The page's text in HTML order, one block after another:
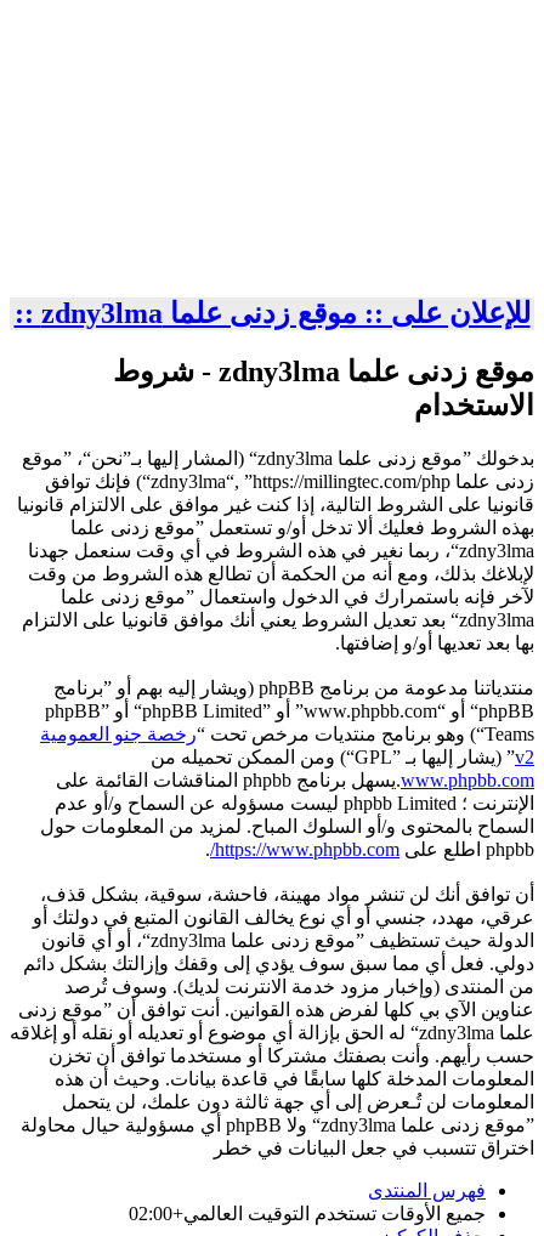
للإعلان على :: موقع زدنى علما zdny3lma ::
موقع زدنى علما zdny3lma - شروط
الاستخدام
بدخولك ”موقع زدنى علما zdny3lma“ (المشار إليها بـ”نحن“، ”موقع
زدنى علما zdny3lma“, ”https://millingtec.com/php“) فإنك توافق
قانونيا على الشروط التالية، إذا كنت غير موافق على الالتزام قانونيا
بهذه الشروط فعليك ألا تدخل أو/و تستعمل ”موقع زدنى علما
zdny3lma“، ربما نغير في هذه الشروط في أي وقت سنعمل جهدنا
لإبلاغك بذلك، ومع أنه من الحكمة أن تطالع هذه الشروط من وقت
لآخر فإنه باستمرارك في الدخول واستعمال ”موقع زدنى علما
zdny3lma“ بعد تعديل الشروط يعني أنك موافق قانونيا على الالتزام
بها بعد تعديها أو/و إضافتها.
منتدياتنا مدعومة من برنامج phpBB (ويشار إليه بهم أو ”برنامج
phpBB“ أو “www.phpbb.com” أو ”phpBB Limited“ أو ”phpBB
Teams“) وهو برنامج منتديات مرخص تحت “
رخصة جنو العمومية
v2” (يشار إليها بـ ”GPL“) ومن الممكن تحميله من
www.phpbb.com
.يسهل برنامج phpbb المناقشات القائمة على
الإنترنت ؛ phpbb Limited ليست مسؤوله عن السماح و/أو عدم
السماح بالمحتوى و/أو السلوك المباح. لمزيد من المعلومات حول
phpbb اطلع على
https://www.phpbb.com/
.
أن توافق أنك لن تنشر مواد مهينة، فاحشة، سوقية، بشكل قذف،
عرقي، مهدد، جنسي أو أي نوع يخالف القانون المتبع في دولتك أو
الدولة حيث تستظيف ”موقع زدنى علما zdny3lma“، أو أي قانون
دولي. فعل أي مما سبق سوف يؤدي إلى وقفك وإزالتك بشكل دائم
من المنتدى (وإخبار مزود خدمة الانترنت لديك). وسوف تُرصد
عناوين الآي بي كلها لفرض هذه القوانين. أنت توافق أن ”موقع زدنى
علما zdny3lma“ له الحق بإزالة أي موضوع أو تعديله أو نقله أو إغلاقه
حسب رأيهم. وأنت بصفتك مشتركا أو مستخدما توافق أن تخزن
المعلومات المدخلة كلها سابقًا في قاعدة بيانات. وحيث أن هذه
المعلومات لن تُـعرض إلى أي جهة ثالثة دون علمك، لن يتحمل
”موقع زدنى علما zdny3lma“ ولا phpBB أي مسؤولية حيال محاولة
اختراق تتسبب في جعل البيانات في خطر
فهرس المنتدى
جميع الأوقات تستخدم التوقيت العالمي+02:00